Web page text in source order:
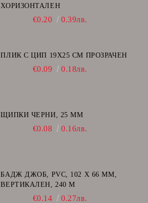
ХОРИЗОНТАЛЕН
€0.20 0.39лв.
ПЛИК С ЦИП 19X25 CM ПРОЗРАЧЕН
€0.09 0.18лв.
ЩИПКИ ЧЕРНИ, 25 ММ
€0.08 0.16лв.
БАДЖ ДЖОБ, PVC, 102 Х 66 ММ,
ВЕРТИКАЛЕН, 240 Μ
€0.14 0.27лв.